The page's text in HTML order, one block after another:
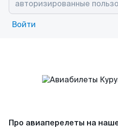
Войти
Про авиаперелеты на